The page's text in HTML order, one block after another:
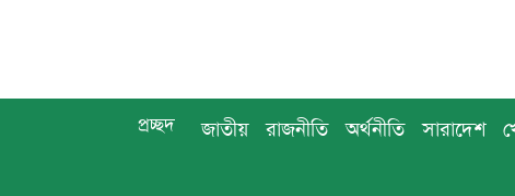
প্রচ্ছদ জাতীয় রাজনীতি অর্থনীতি সারাদেশ